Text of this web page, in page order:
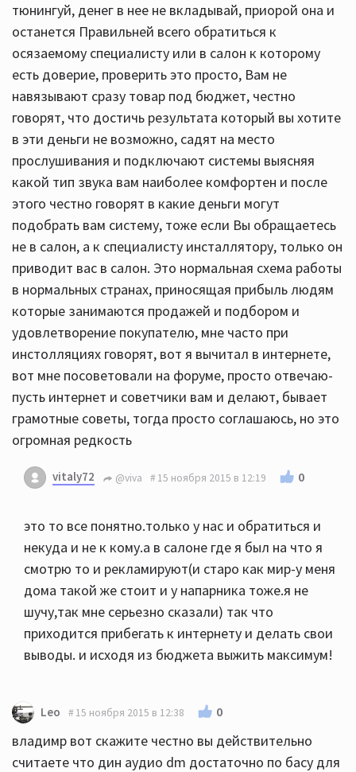
тюнингуй, денег в нее не вкладывай, приорой она и
останется Правильней всего обратиться к
осязаемому специалисту или в салон к которому
есть доверие, проверить это просто, Вам не
навязывают сразу товар под бюджет, честно
говорят, что достичь результата который вы хотите
в эти деньги не возможно, садят на место
прослушивания и подключают системы выясняя
какой тип звука вам наиболее комфортен и после
этого честно говорят в какие деньги могут
подобрать вам систему, тоже если Вы обращаетесь
не в салон, а к специалисту инсталлятору, только он
приводит вас в салон. Это нормальная схема работы
в нормальных странах, приносящая прибыль людям
которые занимаются продажей и подбором и
удовлетворение покупателю, мне часто при
инстолляциях говорят, вот я вычитал в интернете,
вот мне посоветовали на форуме, просто отвечаю-
пусть интернет и советчики вам и делают, бывает
грамотные советы, тогда просто соглашаюсь, но это
огромная редкость
vitaly72 @viva 15 ноября 2015 в 12:19 0
это то все понятно.только у нас и обратиться и
некуда и не к кому.а в салоне где я был на что я
смотрю то и рекламируют(и старо как мир-у меня
дома такой же стоит и у напарника тоже.я не
шучу,так мне серьезно сказали) так что
приходится прибегать к интернету и делать свои
выводы. и исходя из бюджета выжить максимум!
Leo 15 ноября 2015 в 12:38 0
владимр вот скажите честно вы действительно
считаете что дин аудио dm достаточно по басу для